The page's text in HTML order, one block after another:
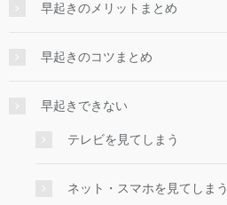
早起きのメリットまとめ
早起きのコツまとめ
早起きできない
テレビを見てしまう
ネット・スマホを見てしまう